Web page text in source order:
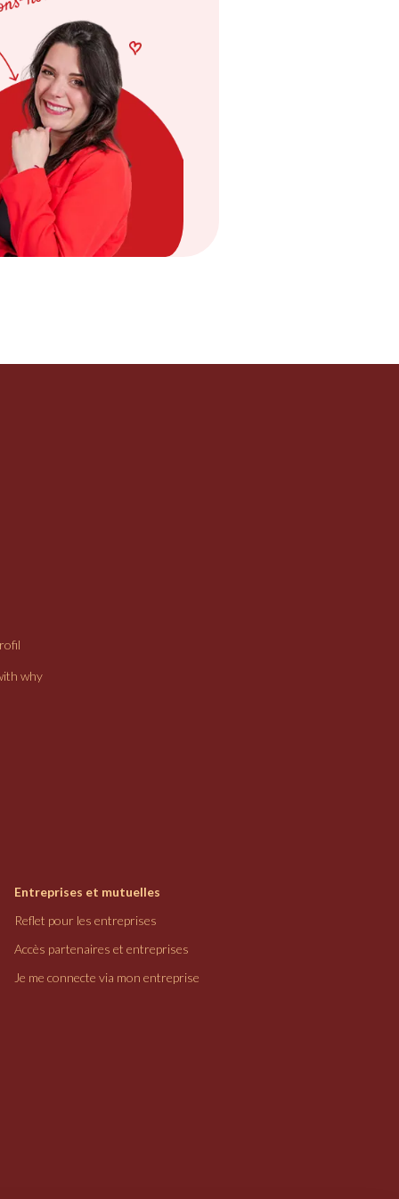
why
Entreprises et mutuelles
Reflet pour les entreprises
Accès partenaires et entreprises
Je me connecte via mon entreprise